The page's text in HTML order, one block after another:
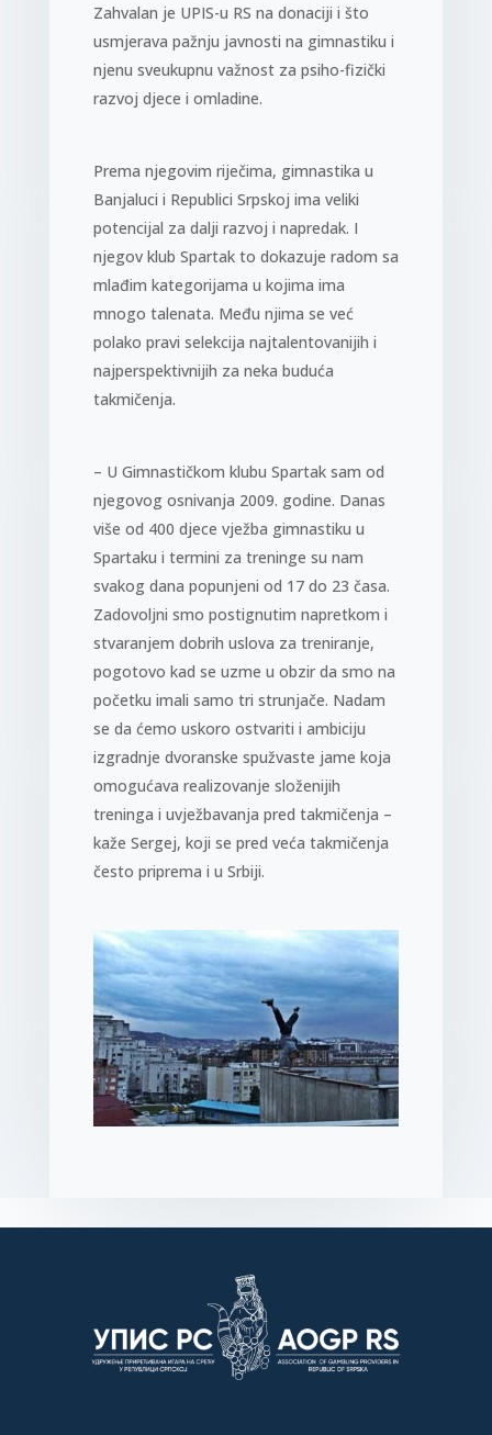
Zahvalan je UPIS-u RS na donaciji i što
usmjerava pažnju javnosti na gimnastiku i
njenu sveukupnu važnost za psiho-fizički
razvoj djece i omladine.
Prema njegovim riječima, gimnastika u
Banjaluci i Republici Srpskoj ima veliki
potencijal za dalji razvoj i napredak. I
njegov klub Spartak to dokazuje radom sa
mlađim kategorijama u kojima ima
mnogo talenata. Među njima se već
polako pravi selekcija najtalentovanijih i
najperspektivnijih za neka buduća
takmičenja.
– U Gimnastičkom klubu Spartak sam od
njegovog osnivanja 2009. godine. Danas
više od 400 djece vježba gimnastiku u
Spartaku i termini za treninge su nam
svakog dana popunjeni od 17 do 23 časa.
Zadovoljni smo postignutim napretkom i
stvaranjem dobrih uslova za treniranje,
pogotovo kad se uzme u obzir da smo na
početku imali samo tri strunjače. Nadam
se da ćemo uskoro ostvariti i ambiciju
izgradnje dvoranske spužvaste jame koja
omogućava realizovanje složenijih
treninga i uvježbavanja pred takmičenja –
kaže Sergej, koji se pred veća takmičenja
često priprema i u Srbiji.